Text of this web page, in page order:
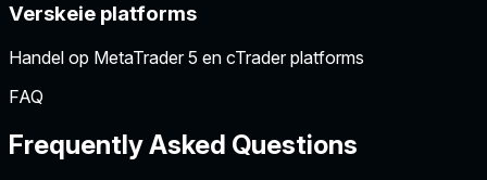
Verskeie platforms
Handel op MetaTrader 5 en cTrader platforms
FAQ
Frequently Asked Questions